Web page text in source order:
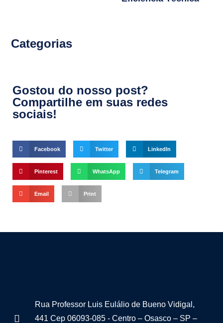
Categorias
Gostou do nosso post?
Compartilhe em suas redes
sociais!
Facebook Twitter LinkedIn
Pinterest WhatsApp Telegram
Email Print
Rua Professor Luis Eulálio de Bueno Vidigal,
441 Cep 06093-085 - Centro – Osasco – SP –